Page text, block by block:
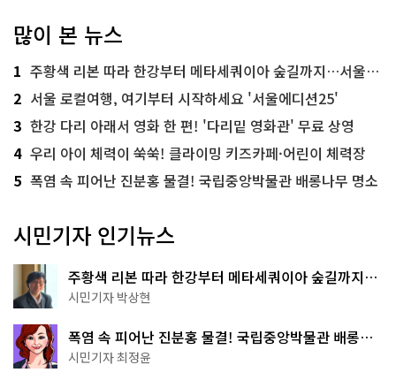
많이 본 뉴스
1 주황색 리본 따라 한강부터 메타세쿼이아 숲길까지…서울둘레길 15코스
2 서울 로컬여행, 여기부터 시작하세요 '서울에디션25'
3 한강 다리 아래서 영화 한 편! '다리밑 영화관' 무료 상영
4 우리 아이 체력이 쑥쑥! 클라이밍 키즈카페·어린이 체력장
5 폭염 속 피어난 진분홍 물결! 국립중앙박물관 배롱나무 명소
시민기자 인기뉴스
주황색 리본 따라 한강부터 메타세쿼이아 숲길까지…
서울둘레길 15코스
시민기자 박상현
폭염 속 피어난 진분홍 물결! 국립중앙박물관 배롱나
무 명소
시민기자 최정윤